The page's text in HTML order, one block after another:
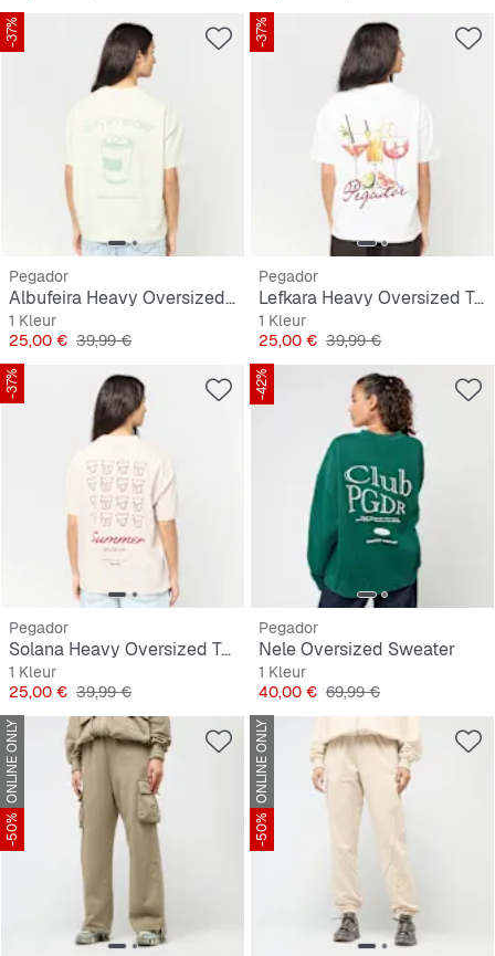
-37%
Pegador
Albufeira Heavy Oversized Tee
1 Kleur
Prijs
25,00 € Originele Prijs
39,99 €
-37%
Pegador
Lefkara Heavy Oversized Tee
1 Kleur
Prijs
25,00 € Originele Prijs
39,99 €
-37%
Pegador
Solana Heavy Oversized Tee
1 Kleur
Prijs
25,00 € Originele Prijs
39,99 €
-42%
Pegador
Nele Oversized Sweater
1 Kleur
Prijs
40,00 € Originele Prijs
69,99 €
ONLINE ONLY
-50%
ONLINE ONLY
-50%